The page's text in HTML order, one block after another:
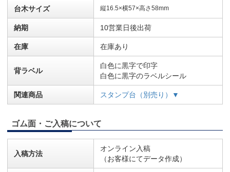
台木サイズ 縦16.5×横57×高さ58mm
納期 10営業日後出荷
在庫 在庫あり
背ラベル
白色に黒字で印字
白色に黒字のラベルシール
関連商品 スタンプ台（別売り）▼
ゴム面・ご入稿について
入稿方法
オンライン入稿
（お客様にてデータ作成）